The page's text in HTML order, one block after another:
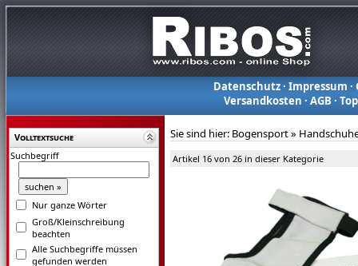
Datenschutz· Impressum ·
Versandkosten ·AGB ·
Volltextsuche
Suchbegriff
Nur ganze Wörter
Groß/Kleinschreibung
beachten
Alle Suchbegriffe müssen
gefunden werden
Sie sind hier: Bogensport»
Artikel 16 von 26 in dieser Kategorie